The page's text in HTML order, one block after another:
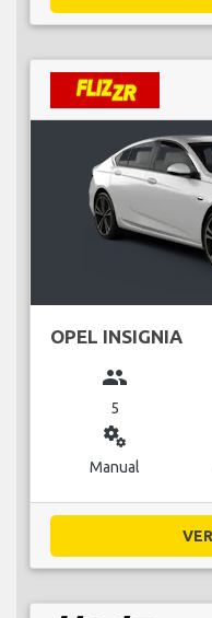
OPEL INSIGNIA
group
5
miscellaneous_services
Manual